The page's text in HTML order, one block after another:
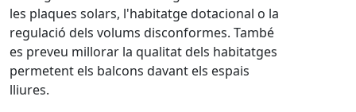
les plaques solars, l'habitatge dotacional o la
regulació dels volums disconformes. També
es preveu millorar la qualitat dels habitatges
permetent els balcons davant els espais
lliures.